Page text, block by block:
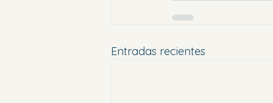
Entradas recientes